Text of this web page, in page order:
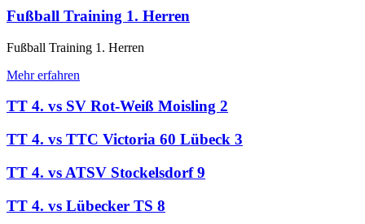
Fußball Training 1. Herren
Fußball Training 1. Herren
Mehr erfahren
TT 4. vs SV Rot-Weiß Moisling 2
TT 4. vs TTC Victoria 60 Lübeck 3
TT 4. vs ATSV Stockelsdorf 9
TT 4. vs Lübecker TS 8